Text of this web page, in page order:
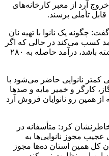
آرد از معبر کارخانه‌های
قابل تأملی برسند.
چگونه یک نانوا با تهیه نان
تومان درآمد کسب می‌کند در حالی که اگر
فروش آزاد آرد را خارج از شبکه داشته باشد، درآمد حاصله به ۲۸۰
کمتر نانوایی حاضر می‌شود با
کارگر و خمیر مایه و صدها
همین رو نانوایان فروش آرد
کرد: متأسفانه در
مجوز نانوایی‌ها به
کل همین استان ده‌ها مجوز